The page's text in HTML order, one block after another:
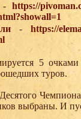
-https://
- https://
5
туров.
выбраны. И